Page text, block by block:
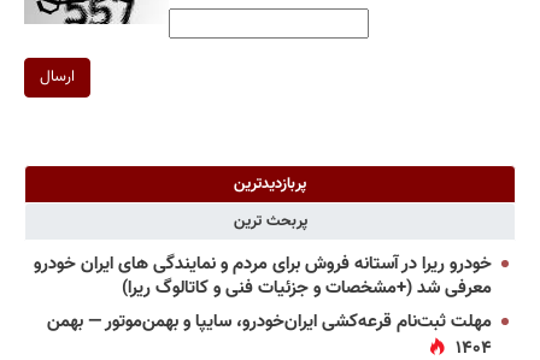
ارسال
پربازدیدترین
پربحث ترین
خودرو ریرا در آستانه فروش برای مردم و نمایندگی های ایران خودرو
معرفی شد (+مشخصات و جزئیات فنی و کاتالوگ ریرا)
مهلت ثبت‌نام قرعه‌کشی ایران‌خودرو، سایپا و بهمن‌موتور — بهمن
۱۴۰۴